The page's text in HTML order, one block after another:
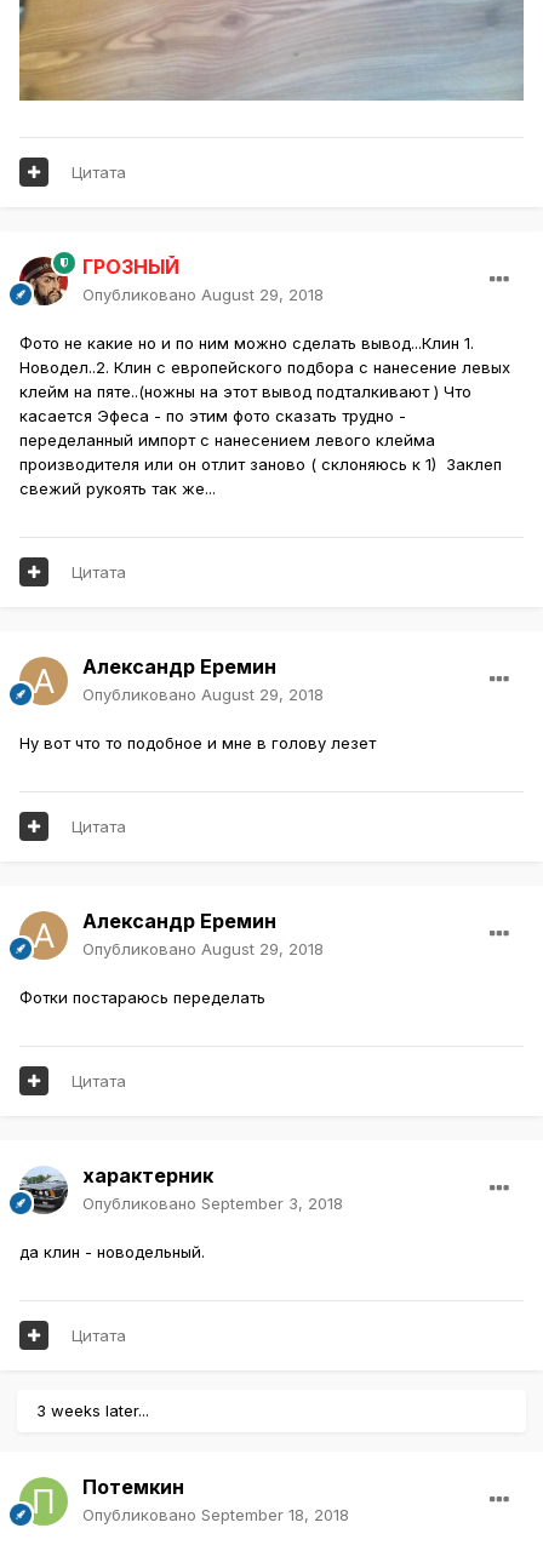
Цитата
ГРОЗНЫЙ
Опубликовано August 29, 2018
Фото не какие но и по ним можно сделать вывод...Клин 1.
Новодел..2. Клин с европейского подбора с нанесение левых
клейм на пяте..(ножны на этот вывод подталкивают ) Что
касается Эфеса - по этим фото сказать трудно -
переделанный импорт с нанесением левого клейма
производителя или он отлит заново ( склоняюсь к 1) Заклеп
свежий рукоять так же...
Цитата
Александр Еремин
Опубликовано August 29, 2018
Ну вот что то подобное и мне в голову лезет
Цитата
Александр Еремин
Опубликовано August 29, 2018
Фотки постараюсь переделать
Цитата
характерник
Опубликовано September 3, 2018
да клин - новодельный.
Цитата
3 weeks later...
Потемкин
Опубликовано September 18, 2018